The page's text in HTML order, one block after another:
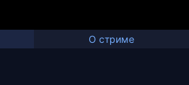
О стриме